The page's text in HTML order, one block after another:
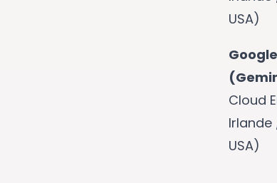
USA)
Cloud
Irlande
USA)